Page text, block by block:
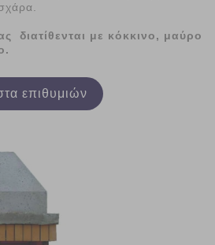
διατίθενται με κόκκινο, μαύρο
επιθυμιών